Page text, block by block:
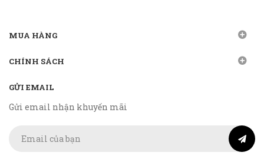
MUA HÀNG
CHÍNH SÁCH
GỬI EMAIL
Gửi email nhận khuyến mãi